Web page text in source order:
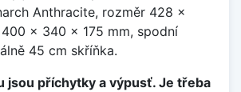
Anthracite, rozměr 428 x
x 340 x 175 mm, spodní
45 cm skříňka.
jsou příchytky a výpusť. Je třeba